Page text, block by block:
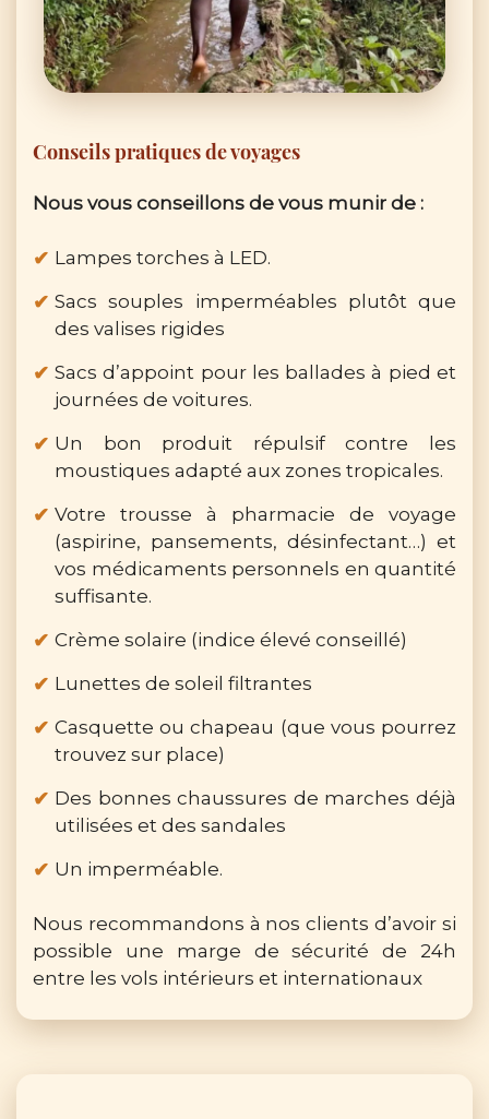
Conseils pratiques de voyages
Nous vous conseillons de vous munir de :
Lampes torches à LED.
Sacs souples imperméables plutôt que
des valises rigides
Sacs d’appoint pour les ballades à pied et
journées de voitures.
Un bon produit répulsif contre les
moustiques adapté aux zones tropicales.
Votre trousse à pharmacie de voyage
(aspirine, pansements, désinfectant…) et
vos médicaments personnels en quantité
suffisante.
Crème solaire (indice élevé conseillé)
Lunettes de soleil filtrantes
Casquette ou chapeau (que vous pourrez
trouvez sur place)
Des bonnes chaussures de marches déjà
utilisées et des sandales
Un imperméable.
Nous recommandons à nos clients d’avoir si
possible une marge de sécurité de 24h
entre les vols intérieurs et internationaux